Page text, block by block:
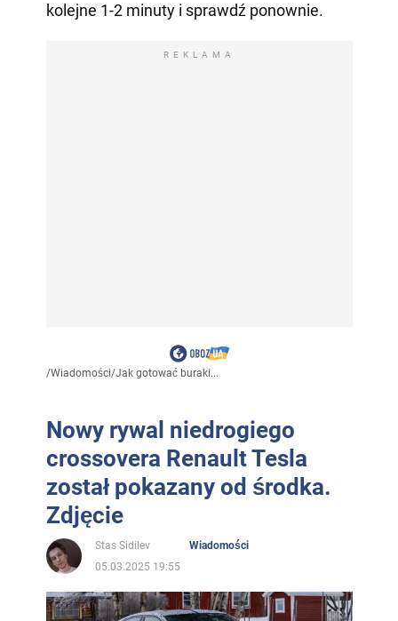
kolejne 1-2 minuty i sprawdź ponownie.
REKLAMA
/Wiadomości/Jak gotować buraki...
Nowy rywal niedrogiego
crossovera Renault Tesla
został pokazany od środka.
Zdjęcie
Stas Sidilev
Wiadomości
05.03.2025 19:55